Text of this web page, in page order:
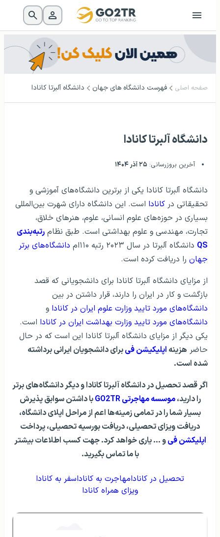
صفحه اصلی فهرست دانشگاه‌ های جهان دانشگاه آلبرتا کانادا
دانشگاه آلبرتا کانادا
آخرین بروزرسانی: ۲۵ آذر ۱۴۰۴
دانشگاه آلبرتا کانادا یکی از برترین دانشگاه‌های آموزشی و
تحقیقاتی در کانادا است. این دانشگاه دارای شهرت بین‌المللی
بسیاری در حوزه‌های علوم انسانی، علوم، هنرهای خلاق،
تجارت، مهندسی و علوم بهداشتی است. طبق نظام رتبه‌بندی
QS دانشگاه آلبرتا در سال ۲۰۲۳ رتبه ۱۱۰ام
دانشگاه‌‌های برتر
جهان را دریافت کرده است.
از مزایای دانشگاه آلبرتا کانادا برای دانشجویانی که قصد
بازگشت و کار در ایران را دارند، قرار داشتن در بین
دانشگاه‌های مورد تایید وزارت علوم ایران در کانادا و
دانشگاه‌های مورد تایید وزارت بهداشت ایران در کانادا است.
یکی دیگر از مزایای دانشگاه آلبرتا کانادا این است که در حال
حاضر هزینه اپلیکیشن فیبرای دانشجویان ایرانی برداشته
شده است.
اگر قصد تحصیل در دانشگاه آلبرتا کانادا و دیگر دانشگاه‌های برتر
را دارید،موسسه مهاجرتی GO2TR
با داشتن سوابق پذیرش
بسیار شما را در تمامی زمینه‌ها اعم از مراحل اپلای دانشگاه،
دریافت ویزای تحصیلی، دریافت بورسیه تحصیلی، پرداخت
اپلیکشن‌ فیو … یاری خواهد کرد. جهت کسب اطلاعات بیشتر
با ما تماس بگیرید.
تحصیل در کانادامهاجرت به کاناداسفر به کانادا
ویزای همراه کانادا